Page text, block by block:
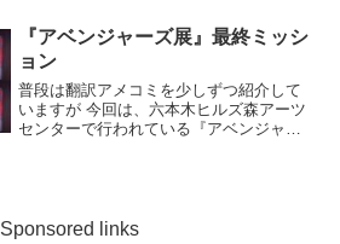
『アベンジャーズ展』最終ミッシ
ョン
普段は翻訳アメコミを少しずつ紹介して
いますが 今回は、六本木ヒルズ森アーツ
センターで行われている『アベンジャー
Sponsored links